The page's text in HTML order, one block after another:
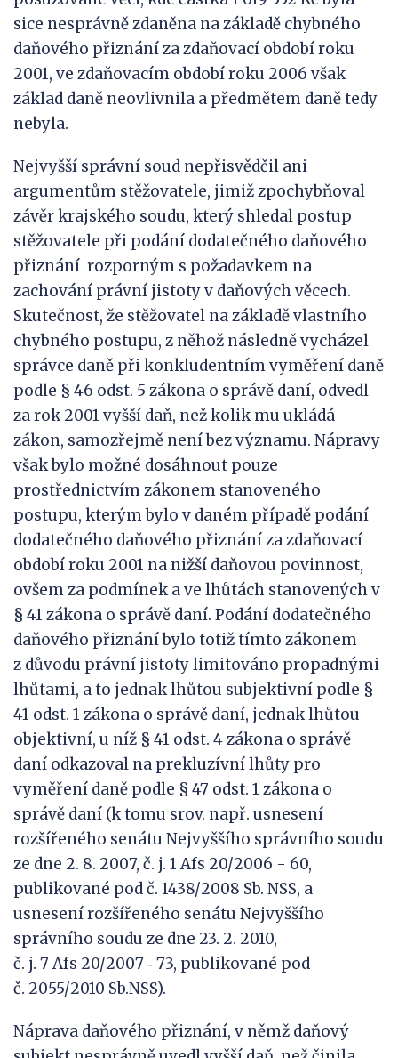
sice nesprávně zdaněna na základě chybného
daňového přiznání za zdaňovací období roku
2001, ve zdaňovacím období roku 2006 však
základ daně neovlivnila a předmětem daně tedy
nebyla.
Nejvyšší správní soud nepřisvědčil ani
argumentům stěžovatele, jimiž zpochybňoval
závěr krajského soudu, který shledal postup
stěžovatele při podání dodatečného daňového
přiznání rozporným s požadavkem na
zachování právní jistoty v daňových věcech.
Skutečnost, že stěžovatel na základě vlastního
chybného postupu, z něhož následně vycházel
správce daně při konkludentním vyměření daně
podle § 46 odst. 5 zákona o správě daní, odvedl
za rok 2001 vyšší daň, než kolik mu ukládá
zákon, samozřejmě není bez významu. Nápravy
však bylo možné dosáhnout pouze
prostřednictvím zákonem stanoveného
postupu, kterým bylo v daném případě podání
dodatečného daňového přiznání za zdaňovací
období roku 2001 na nižší daňovou povinnost,
ovšem za podmínek a ve lhůtách stanovených v
§ 41 zákona o správě daní. Podání dodatečného
daňového přiznání bylo totiž tímto zákonem
z důvodu právní jistoty limitováno propadnými
lhůtami, a to jednak lhůtou subjektivní podle §
41 odst. 1 zákona o správě daní, jednak lhůtou
objektivní, u níž § 41 odst. 4 zákona o správě
daní odkazoval na prekluzívní lhůty pro
vyměření daně podle § 47 odst. 1 zákona o
správě daní (k tomu srov. např. usnesení
rozšířeného senátu Nejvyššího správního soudu
ze dne 2. 8. 2007, č. j. 1 Afs 20/2006 - 60,
publikované pod č. 1438/2008 Sb. NSS, a
usnesení rozšířeného senátu Nejvyššího
správního soudu ze dne 23. 2. 2010,
č. j. 7 Afs 20/2007 ‑ 73, publikované pod
č. 2055/2010 Sb.NSS).
Náprava daňového přiznání, v němž daňový